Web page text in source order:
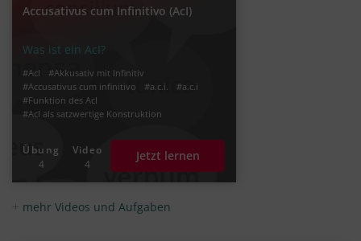
Accusativus cum Infinitivo (AcI)
Was ist ein AcI?
#AcI
#Akkusativ mit Infinitiv
#Accusativus cum infinitivo
#a.c.i.
#a.c.i
#Funktion des AcI
#AcI als satzwertige Konstruktion
#Infinitiv Präsens Aktiv
#Infinitiv Präsens Passiv
#Infinitiv Perfekt
#Infinitiv Perfekt Aktiv
#Infinitiv der Gleichzeitigkeit
#Infinitiv der Nachzeitigkeit
Übung
4
Video
4
Jetzt lernen
mehr Videos und Aufgaben